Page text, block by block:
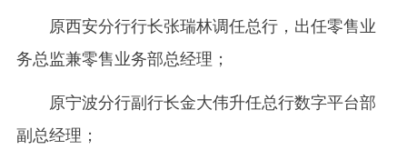
原西安分行行长张瑞林调任总行，出任零售业
务总监兼零售业务部总经理；
原宁波分行副行长金大伟升任总行数字平台部
副总经理；